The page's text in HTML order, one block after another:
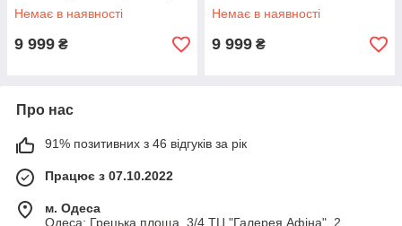
Немає в наявності
9 999 ₴
Немає в наявності
9 999 ₴
Про нас
91% позитивних з 46 відгуків за рік
Працює з 07.10.2022
м. Одеса
Одеса: Грецька площа, 3/4 ТЦ "Галерея Афіна", 2